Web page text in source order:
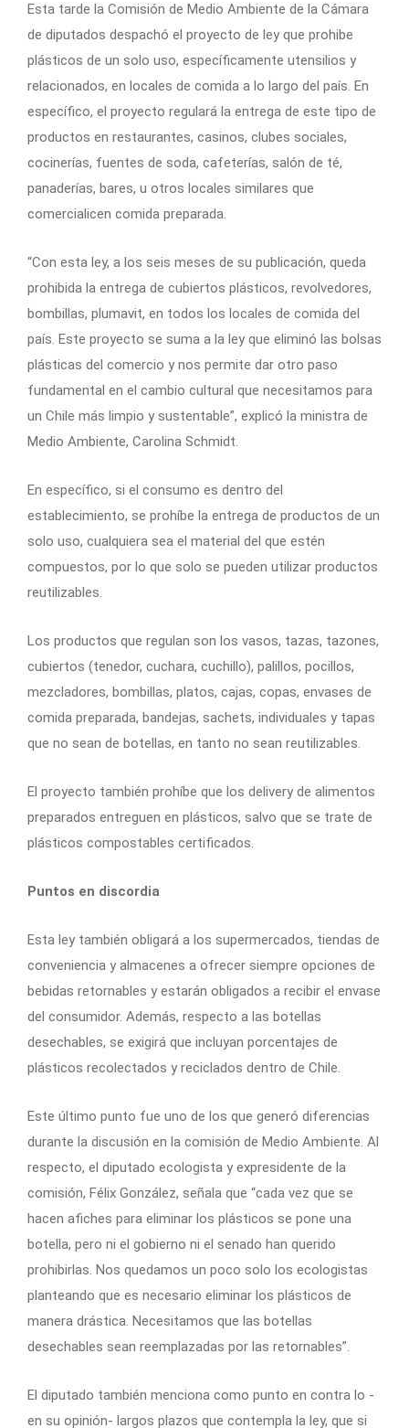
Esta tarde la Comisión de Medio Ambiente de la Cámara
de diputados despachó el proyecto de ley que prohibe
plásticos de un solo uso, específicamente utensilios y
relacionados, en locales de comida a lo largo del país. En
específico, el proyecto regulará la entrega de este tipo de
productos en restaurantes, casinos, clubes sociales,
cocinerías, fuentes de soda, cafeterías, salón de té,
panaderías, bares, u otros locales similares que
comercialicen comida preparada.
“Con esta ley, a los seis meses de su publicación, queda
prohibida la entrega de cubiertos plásticos, revolvedores,
bombillas, plumavit, en todos los locales de comida del
país. Este proyecto se suma a la ley que eliminó las bolsas
plásticas del comercio y nos permite dar otro paso
fundamental en el cambio cultural que necesitamos para
un Chile más limpio y sustentable”, explicó la ministra de
Medio Ambiente, Carolina Schmidt.
En específico, si el consumo es dentro del
establecimiento, se prohíbe la entrega de productos de un
solo uso, cualquiera sea el material del que estén
compuestos, por lo que solo se pueden utilizar productos
reutilizables.
Los productos que regulan son los vasos, tazas, tazones,
cubiertos (tenedor, cuchara, cuchillo), palillos, pocillos,
mezcladores, bombillas, platos, cajas, copas, envases de
comida preparada, bandejas, sachets, individuales y tapas
que no sean de botellas, en tanto no sean reutilizables.
El proyecto también prohíbe que los delivery de alimentos
preparados entreguen en plásticos, salvo que se trate de
plásticos compostables certificados.
Puntos en discordia
Esta ley también obligará a los supermercados, tiendas de
conveniencia y almacenes a ofrecer siempre opciones de
bebidas retornables y estarán obligados a recibir el envase
del consumidor. Además, respecto a las botellas
desechables, se exigirá que incluyan porcentajes de
plásticos recolectados y reciclados dentro de Chile.
Este último punto fue uno de los que generó diferencias
durante la discusión en la comisión de Medio Ambiente. Al
respecto, el diputado ecologista y expresidente de la
comisión, Félix González, señala que “cada vez que se
hacen afiches para eliminar los plásticos se pone una
botella, pero ni el gobierno ni el senado han querido
prohibirlas. Nos quedamos un poco solo los ecologistas
planteando que es necesario eliminar los plásticos de
manera drástica. Necesitamos que las botellas
desechables sean reemplazadas por las retornables”.
El diputado también menciona como punto en contra lo -
en su opinión- largos plazos que contempla la ley, que si